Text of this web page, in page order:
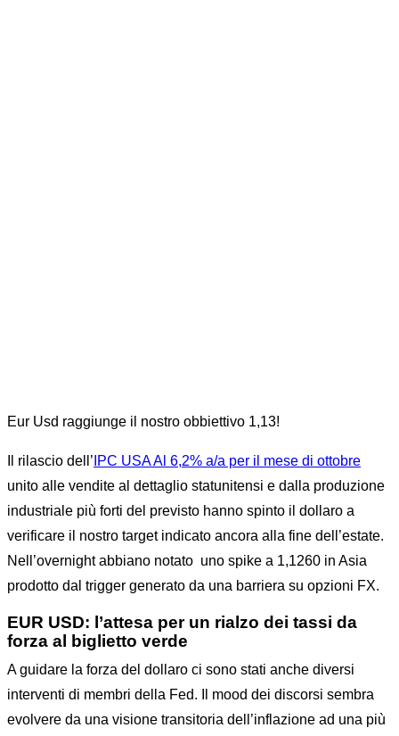
Eur Usd raggiunge il nostro obbiettivo 1,13!
Il rilascio dell’ IPC USA Al 6,2% a/a per il mese di ottobre
unito alle vendite al dettaglio statunitensi e dalla produzione
industriale più forti del previsto hanno spinto il dollaro a
verificare il nostro target indicato ancora alla fine dell’estate.
Nell’overnight abbiano notato uno spike a 1,1260 in Asia
prodotto dal trigger generato da una barriera su opzioni FX.
EUR USD: l’attesa per un rialzo dei tassi da
forza al biglietto verde
A guidare la forza del dollaro ci sono stati anche diversi
interventi di membri della Fed. Il mood dei discorsi sembra
evolvere da una visione transitoria dell’inflazione ad una più